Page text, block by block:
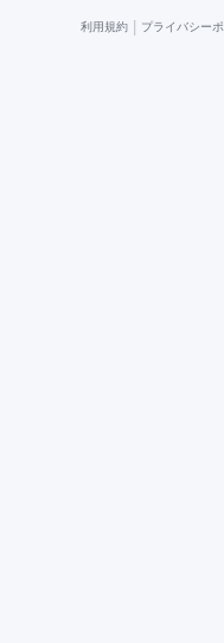
利用規約 プライバシー